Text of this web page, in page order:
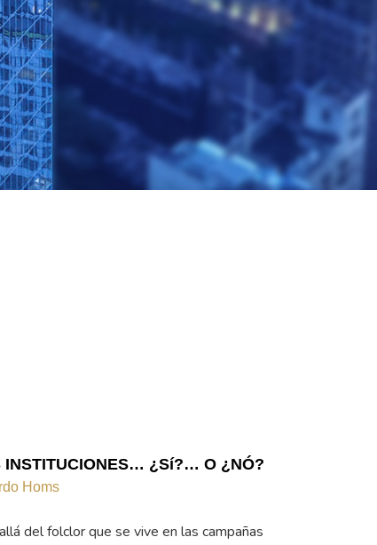
INSTITUCIONES… ¿Sí?… O ¿NÓ?
Homs
del folclor que se vive en las campañas